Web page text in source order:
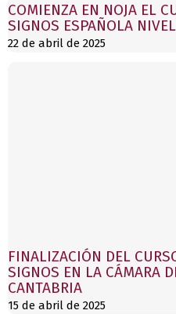
COMIENZA EN NOJA EL
SIGNOS ESPAÑOLA
22 de abril de 2025
FINALIZACIÓN DEL
SIGNOS EN LA CÁMARA
CANTABRIA
15 de abril de 2025